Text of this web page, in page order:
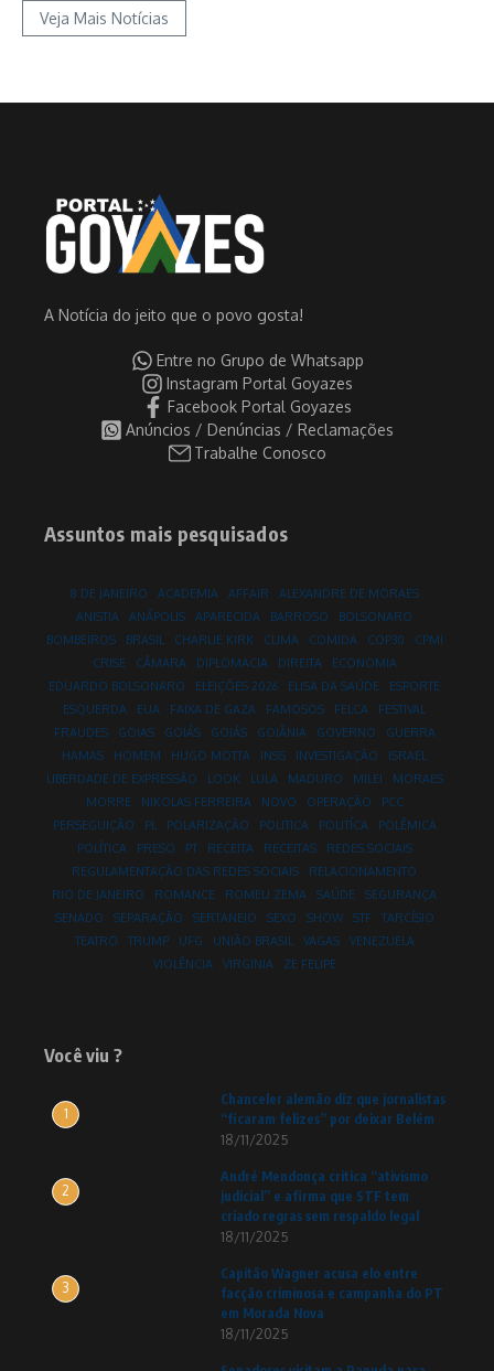
Veja Mais Notícias
A Notícia do jeito que o povo gosta!
Entre no Grupo de Whatsapp
Instagram Portal Goyazes
Facebook Portal Goyazes
Anúncios / Denúncias / Reclamações
Trabalhe Conosco
Assuntos mais pesquisados
8 DE JANEIRO ACADEMIA AFFAIR
ALEXANDRE DE MORAES
ANISTIA
ANÁPOLIS APARECIDA BARROSO
BOLSONARO
BOMBEIROS
BRASIL CHARLIE KIRK CLIMA COMIDA COP30
CPMI
CRISE
CÂMARA DIPLOMACIA DIREITA
ECONOMIA
EDUARDO BOLSONARO
ELEIÇÕES 2026 ELISA DA SAÚDE
ESPORTE
ESQUERDA
EUA FAIXA DE GAZA FAMOSOS FELCA
FESTIVAL
FRAUDES
GOIAS GOIÁS GOIÁS GOIÂNIA GOVERNO
GUERRA
HAMAS
HOMEM HUGO MOTTA INSS INVESTIGAÇÃO
ISRAEL
LIBERDADE DE EXPRESSÃO
LOOK LULA MADURO MILEI
MORAES
MORRE
NIKOLAS FERREIRA NOVO OPERAÇÃO
PCC
PERSEGUIÇÃO
PL POLARIZAÇÃO POLITICA POLITÍCA
POLÊMICA
POLÍTICA
PRESO PT RECEITA RECEITAS
REDES SOCIAIS
REGULAMENTAÇÃO DAS REDES SOCIAIS
RELACIONAMENTO
RIO DE JANEIRO
ROMANCE ROMEU ZEMA SAÚDE
SEGURANÇA
SENADO
SEPARAÇÃO SERTANEJO SEXO SHOW STF
TARCÍSIO
TEATRO
TRUMP UFG UNIÃO BRASIL VAGAS
VENEZUELA
VIOLÊNCIA
VIRGINIA ZE FELIPE
Você viu ?
1
Chanceler alemão diz que jornalistas
“ficaram felizes” por deixar Belém
18/11/2025
2
André Mendonça critica “ativismo
judicial” e afirma que STF tem
criado regras sem respaldo legal
18/11/2025
3
Capitão Wagner acusa elo entre
facção criminosa e campanha do PT
em Morada Nova
18/11/2025